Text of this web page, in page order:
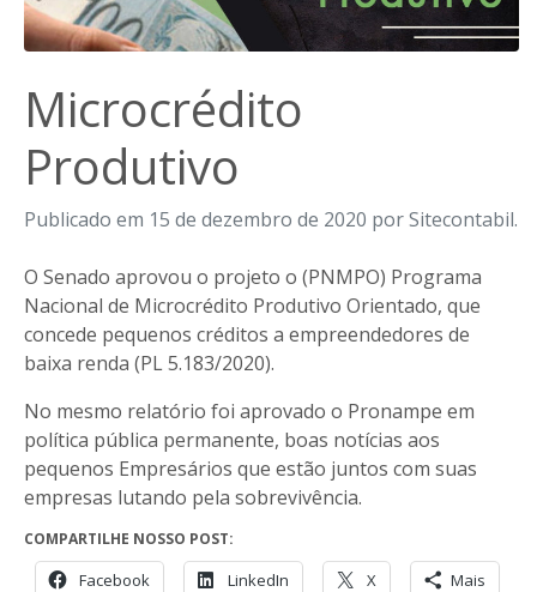
Microcrédito
Produtivo
Publicado em 15 de dezembro de 2020 por Sitecontabil.
O Senado aprovou o projeto o (PNMPO) Programa
Nacional de Microcrédito Produtivo Orientado, que
concede pequenos créditos a empreendedores de
baixa renda (PL 5.183/2020).
No mesmo relatório foi aprovado o Pronampe em
política pública permanente, boas notícias aos
pequenos Empresários que estão juntos com suas
empresas lutando pela sobrevivência.
COMPARTILHE NOSSO POST:
Facebook LinkedIn X Mais